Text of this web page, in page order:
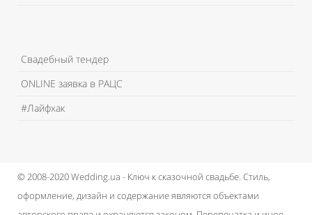
Свадебный тендер
ONLINE заявка в РАЦС
#Лайфхак
© 2008-2020 Wedding.ua - Ключ к сказочной свадьбе. Стиль,
оформление, дизайн и содержание являются объектами